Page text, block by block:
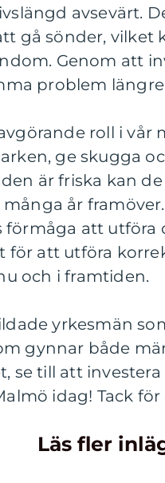
avsevärt.
gå sönder, vilket
Genom att
problem
roll i
ge skugga
är friska kan
år
förmåga att utföra
för att utföra
och i framtiden.
yrkesmän
gynnar både
se till att
idag! Tack
Läs fler